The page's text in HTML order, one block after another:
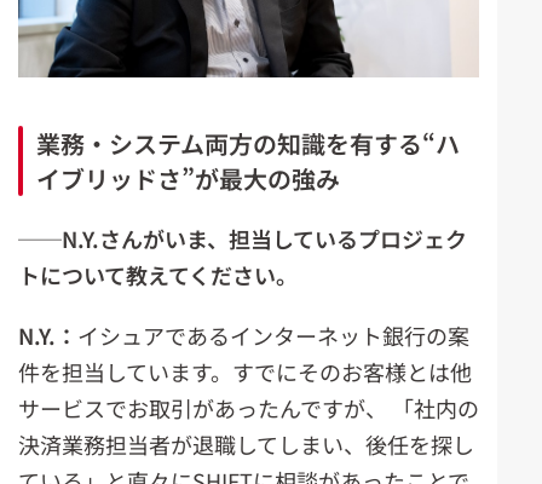
業務・システム両方の知識を有する“ハ
イブリッドさ”が最大の強み
──N.Y.さんがいま、担当しているプロジェク
トについて教えてください。
N.Y. ： イシュアであるインターネット銀行の案
件を担当しています。すでにそのお客様とは他
サービスでお取引があったんですが、 「社内の
決済業務担当者が退職してしまい、後任を探し